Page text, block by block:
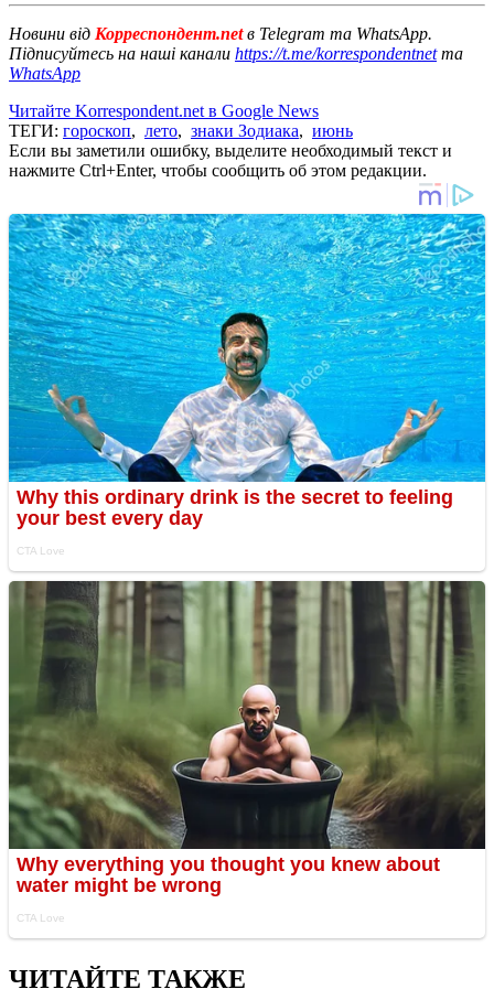
Новини від Корреспондент.netв Telegram та WhatsApp.
Підписуйтесь на наші канали https://t.me/korrespondentnetта
WhatsApp
Читайте Korrespondent.net в Google News
ТЕГИ: гороскоп, лето, знаки Зодиака, июнь
Если вы заметили ошибку, выделите необходимый текст и
нажмите Ctrl+Enter, чтобы сообщить об этом редакции.
ЧИТАЙТЕ ТАКЖЕ